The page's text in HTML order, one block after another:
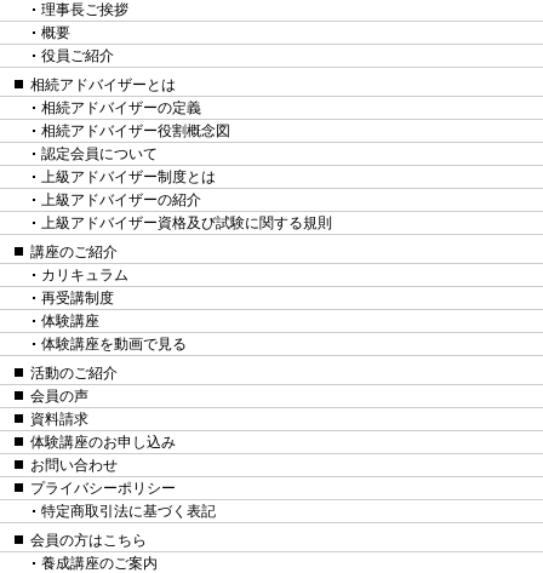
理事長ご挨拶
概要
役員ご紹介
相続アドバイザーとは
相続アドバイザーの定義
相続アドバイザー役割概念図
認定会員について
上級アドバイザー制度とは
上級アドバイザーの紹介
上級アドバイザー資格及び試験に関する規則
講座のご紹介
カリキュラム
再受講制度
体験講座
体験講座を動画で見る
活動のご紹介
会員の声
資料請求
体験講座のお申し込み
お問い合わせ
プライバシーポリシー
特定商取引法に基づく表記
会員の方はこちら
養成講座のご案内